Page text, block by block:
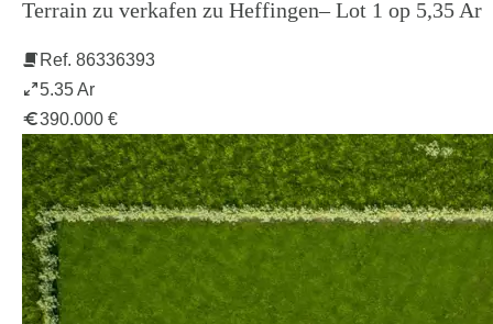
Terrain zu verkafen zu Heffingen– Lot 1 op 5,35 Ar
Ref. 86336393
5.35 Ar
390.000 €